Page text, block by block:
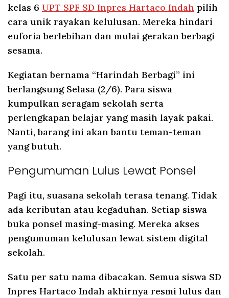
kelas 6 UPT SPF SD Inpres Hartaco Indah pilih
cara unik rayakan kelulusan. Mereka hindari
euforia berlebihan dan mulai gerakan berbagi
sesama.
Kegiatan bernama “Harindah Berbagi” ini
berlangsung Selasa (2/6). Para siswa
kumpulkan seragam sekolah serta
perlengkapan belajar yang masih layak pakai.
Nanti, barang ini akan bantu teman-teman
yang butuh.
Pengumuman Lulus Lewat Ponsel
Pagi itu, suasana sekolah terasa tenang. Tidak
ada keributan atau kegaduhan. Setiap siswa
buka ponsel masing-masing. Mereka akses
pengumuman kelulusan lewat sistem digital
sekolah.
Satu per satu nama dibacakan. Semua siswa SD
Inpres Hartaco Indah akhirnya resmi lulus dan